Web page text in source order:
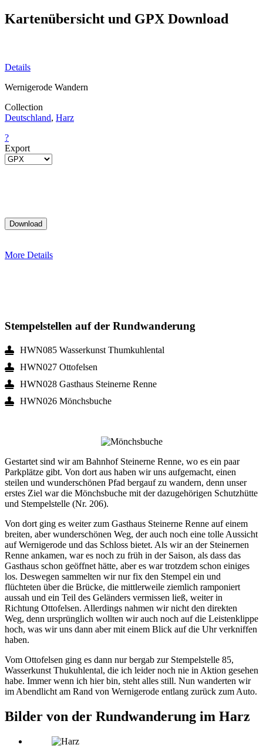
Kartenübersicht und GPX Download
Details
Wernigerode Wandern
Collection
Deutschland, Harz
?
Export
More Details
Stempelstellen auf der Rundwanderung
HWN085 Wasserkunst Thumkuhlental
HWN027 Ottofelsen
HWN028 Gasthaus Steinerne Renne
HWN026 Mönchsbuche
Gestartet sind wir am Bahnhof Steinerne Renne, wo es ein paar
Parkplätze gibt. Von dort aus haben wir uns aufgemacht, einen
steilen und wunderschönen Pfad bergauf zu wandern, denn unser
erstes Ziel war die Mönchsbuche mit der dazugehörigen Schutzhütte
und Stempelstelle (Nr. 206).
Von dort ging es weiter zum Gasthaus Steinerne Renne auf einem
breiten, aber wunderschönen Weg, der auch noch eine tolle Aussicht
auf Wernigerode und das Schloss bietet. Als wir an der Steinernen
Renne ankamen, war es noch zu früh in der Saison, als dass das
Gasthaus schon geöffnet hätte, aber es war trotzdem schon einiges
los. Deswegen sammelten wir nur fix den Stempel ein und
flüchteten über die Brücke, die mittlerweile ziemlich ramponiert
aussah und ein Teil des Geländers vermissen ließ, weiter in
Richtung Ottofelsen. Allerdings nahmen wir nicht den direkten
Weg, denn ursprünglich wollten wir auch noch auf die Leistenklippe
hoch, was wir uns dann aber mit einem Blick auf die Uhr verkniffen
haben.
Vom Ottofelsen ging es dann nur bergab zur Stempelstelle 85,
Wasserkunst Thukuhlental, die ich leider noch nie in Aktion gesehen
habe. Immer wenn ich hier bin, steht alles still. Nun wanderten wir
im Abendlicht am Rand von Wernigerode entlang zurück zum Auto.
Bilder von der Rundwanderung im Harz